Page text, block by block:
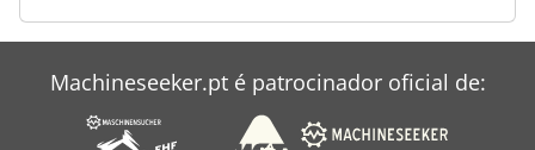
Machineseeker.pt é patrocinador oficial de: